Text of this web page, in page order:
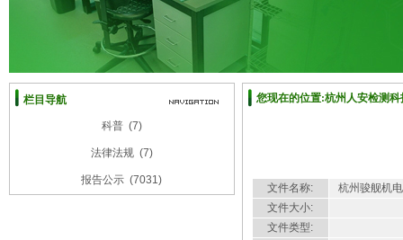
栏目导航
科普(7)
法律法规(7)
报告公示 (7031)
您现在的位置:杭州人安检测
文件名称:
杭州骏舰机
文件大小:
文件类型: